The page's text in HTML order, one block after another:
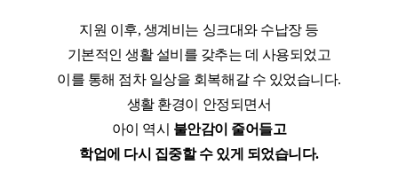
지원 이후, 생계비는 싱크대와 수납장 등
기본적인 생활 설비를 갖추는 데 사용되었고
이를 통해 점차 일상을 회복해갈 수 있었습니다.
생활 환경이 안정되면서
아이 역시 불안감이 줄어들고
학업에 다시 집중할 수 있게 되었습니다.